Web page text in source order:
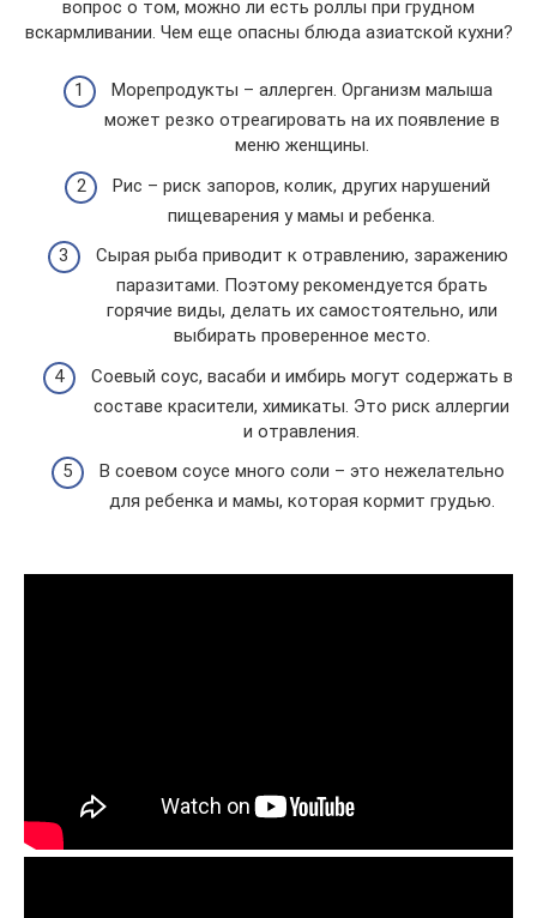
вопрос о том, можно ли есть роллы при грудном
вскармливании. Чем еще опасны блюда азиатской кухни?
Морепродукты – аллерген. Организм малыша
может резко отреагировать на их появление в
меню женщины.
Рис – риск запоров, колик, других нарушений
пищеварения у мамы и ребенка.
Сырая рыба приводит к отравлению, заражению
паразитами. Поэтому рекомендуется брать
горячие виды, делать их самостоятельно, или
выбирать проверенное место.
Соевый соус, васаби и имбирь могут содержать в
составе красители, химикаты. Это риск аллергии
и отравления.
В соевом соусе много соли – это нежелательно
для ребенка и мамы, которая кормит грудью.